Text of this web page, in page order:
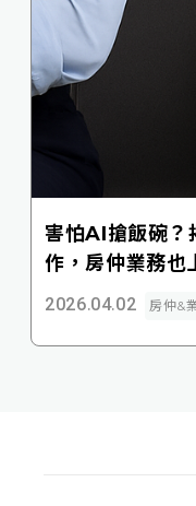
害怕AI搶飯碗？
作，房仲業務也
2026.04.02 房仲&